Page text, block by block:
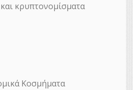
κρυπτονομίσματα
Κοσμήματα